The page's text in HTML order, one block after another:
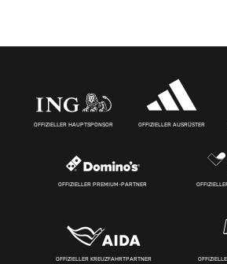
OFFIZIELLER HAUPTSPONSOR OFFIZIELLER AUSRÜSTER
OFFIZIELLER PREMIUM-PARTNER
OFFIZIELLER KREUZFAHRTPARTNER